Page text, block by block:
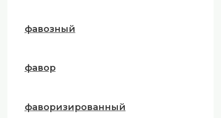
фавозный
фавор
фаворизированный